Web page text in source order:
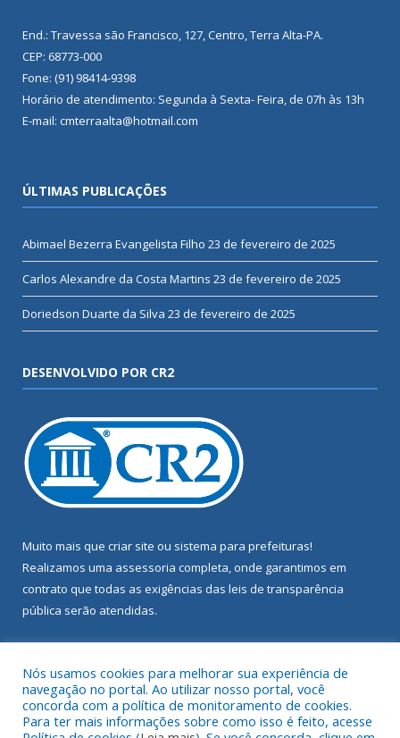
End.: Travessa são Francisco, 127, Centro, Terra Alta-PA.
CEP: 68773-000
Fone: (91) 98414-9398
Horário de atendimento: Segunda à Sexta- Feira, de 07h às 13h
E-mail: cmterraalta@hotmail.com
ÚLTIMAS PUBLICAÇÕES
Abimael Bezerra Evangelista Filho 23 de fevereiro de 2025
Carlos Alexandre da Costa Martins 23 de fevereiro de 2025
Doriedson Duarte da Silva 23 de fevereiro de 2025
DESENVOLVIDO POR CR2
Muito mais que criar site ou sistema para prefeituras!
Realizamos uma assessoria completa, onde garantimos em
contrato que todas as exigências das leis de transparência
pública serão atendidas.
Nós usamos cookies para melhorar sua experiência de
navegação no portal. Ao utilizar nosso portal, você
concorda com a política de monitoramento de cookies.
Para ter mais informações sobre como isso é feito, acesse